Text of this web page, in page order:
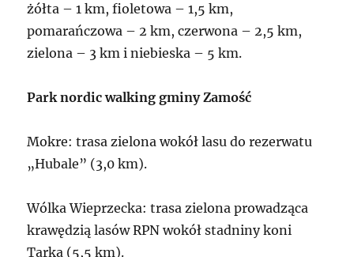
żółta – 1 km, fioletowa – 1,5 km,
pomarańczowa – 2 km, czerwona – 2,5 km,
zielona – 3 km i niebieska – 5 km.
Park nordic walking gminy Zamość
Mokre: trasa zielona wokół lasu do rezerwatu
„Hubale” (3,0 km).
Wólka Wieprzecka: trasa zielona prowadząca
krawędzią lasów RPN wokół stadniny koni
Tarka (5,5 km).